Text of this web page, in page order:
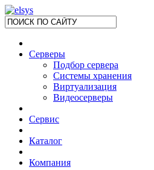
Серверы
Подбор сервера
Системы хранения
Виртуализация
Видеосерверы
Сервис
Каталог
Компания